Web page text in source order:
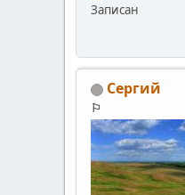
Записан
Сергий
⚐